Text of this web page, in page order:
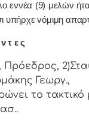
εννέα (9) μελών
υπήρχε vόμιμη
τ ε ς
Πρόεδρος,
Γεωργ.,
το τακτικό